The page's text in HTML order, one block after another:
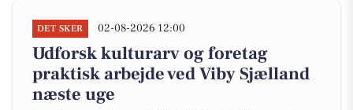
DET SKER 02-08-2026 12:00
Udforsk kulturarv og foretag
praktisk arbejde ved Viby Sjælland
næste uge